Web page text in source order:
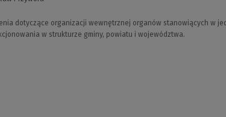
dotyczące organizacji wewnętrznej organów stanowiących w
w strukturze gminy, powiatu i województwa.